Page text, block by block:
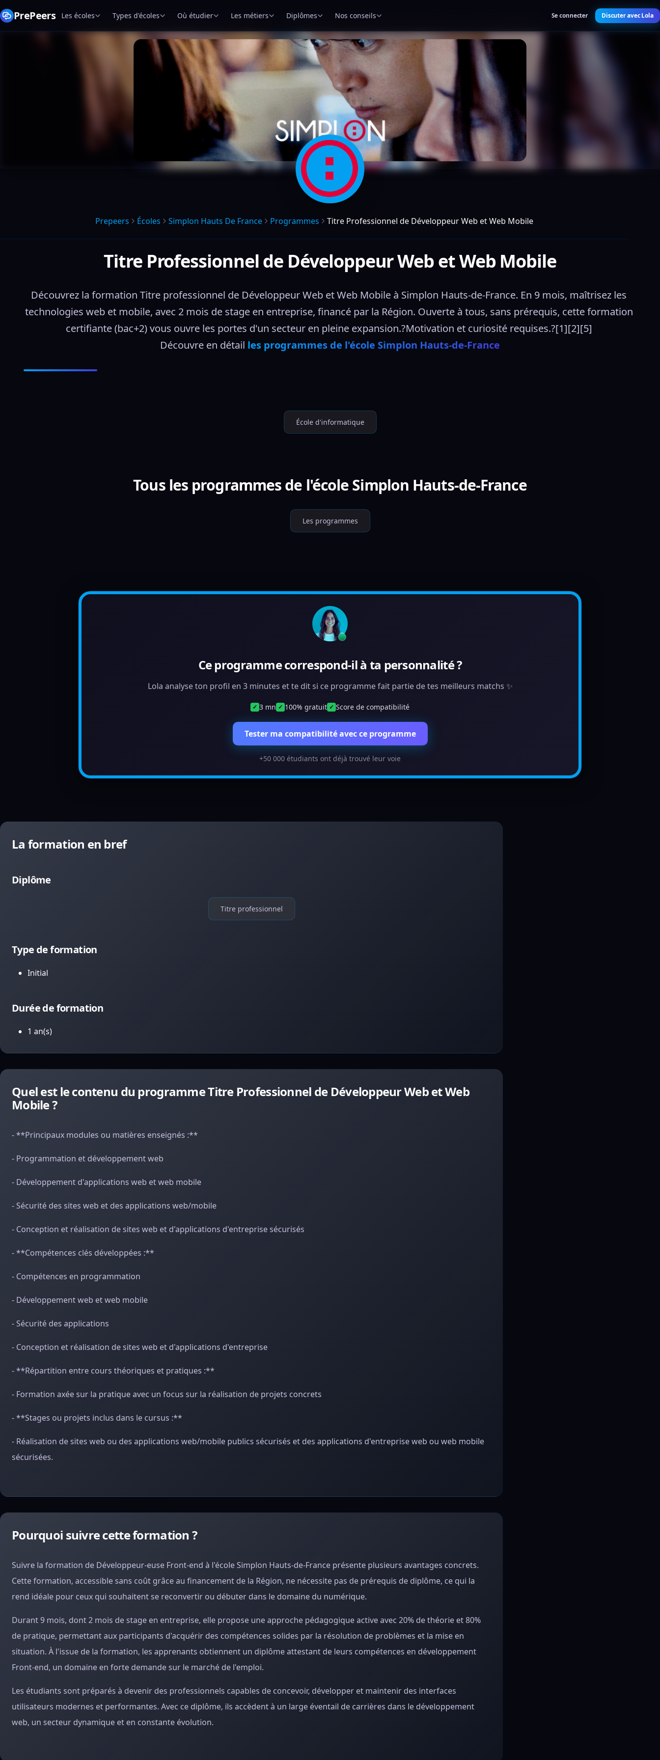
PrePeers Les écoles Types d'écoles Où étudier Les métiers Diplômes Nos conseils Se connecter Discuter avec Lola
Prepeers Écoles Simplon Hauts De France Programmes Titre Professionnel de Développeur Web et Web Mobile
Titre Professionnel de Développeur Web et Web Mobile
Découvrez la formation Titre professionnel de Développeur Web et Web Mobile à Simplon Hauts-de-France. En 9 mois, maîtrisez les
technologies web et mobile, avec 2 mois de stage en entreprise, financé par la Région. Ouverte à tous, sans prérequis, cette formation
certifiante (bac+2) vous ouvre les portes d'un secteur en pleine expansion.?Motivation et curiosité requises.?[1][2][5]
Découvre en détail les programmes de l'école Simplon Hauts-de-France
École d'informatique
Tous les programmes de l'école Simplon Hauts-de-France
Les programmes
Ce programme correspond-il à ta personnalité ?
Lola analyse ton profil en 3 minutes et te dit si ce programme fait partie de tes meilleurs matchs ✨
✓ 3 mn ✓ 100% gratuit ✓ Score de compatibilité
Tester ma compatibilité avec ce programme
+50 000 étudiants ont déjà trouvé leur voie
La formation en bref
Diplôme
Titre professionnel
Type de formation
Initial
Durée de formation
1 an(s)
Quel est le contenu du programme Titre Professionnel de Développeur Web et Web
Mobile ?
- **Principaux modules ou matières enseignés :**
- Programmation et développement web
- Développement d'applications web et web mobile
- Sécurité des sites web et des applications web/mobile
- Conception et réalisation de sites web et d'applications d'entreprise sécurisés
- **Compétences clés développées :**
- Compétences en programmation
- Développement web et web mobile
- Sécurité des applications
- Conception et réalisation de sites web et d'applications d'entreprise
- **Répartition entre cours théoriques et pratiques :**
- Formation axée sur la pratique avec un focus sur la réalisation de projets concrets
- **Stages ou projets inclus dans le cursus :**
- Réalisation de sites web ou des applications web/mobile publics sécurisés et des applications d'entreprise web ou web mobile
sécurisées.
Pourquoi suivre cette formation ?
Suivre la formation de Développeur-euse Front-end à l'école Simplon Hauts-de-France présente plusieurs avantages concrets.
Cette formation, accessible sans coût grâce au financement de la Région, ne nécessite pas de prérequis de diplôme, ce qui la
rend idéale pour ceux qui souhaitent se reconvertir ou débuter dans le domaine du numérique.
Durant 9 mois, dont 2 mois de stage en entreprise, elle propose une approche pédagogique active avec 20% de théorie et 80%
de pratique, permettant aux participants d'acquérir des compétences solides par la résolution de problèmes et la mise en
situation. À l'issue de la formation, les apprenants obtiennent un diplôme attestant de leurs compétences en développement
Front-end, un domaine en forte demande sur le marché de l'emploi.
Les étudiants sont préparés à devenir des professionnels capables de concevoir, développer et maintenir des interfaces
utilisateurs modernes et performantes. Avec ce diplôme, ils accèdent à un large éventail de carrières dans le développement
web, un secteur dynamique et en constante évolution.